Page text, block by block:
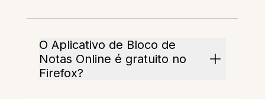
O Aplicativo de Bloco de
Notas Online é gratuito no
Firefox?